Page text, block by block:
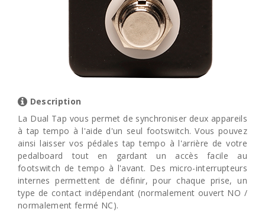
Description
La Dual Tap vous permet de synchroniser deux appareils
à tap tempo à l'aide d'un seul footswitch. Vous pouvez
ainsi laisser vos pédales tap tempo à l'arrière de votre
pedalboard tout en gardant un accès facile au
footswitch de tempo à l'avant. Des micro-interrupteurs
internes permettent de définir, pour chaque prise, un
type de contact indépendant (normalement ouvert NO /
normalement fermé NC).